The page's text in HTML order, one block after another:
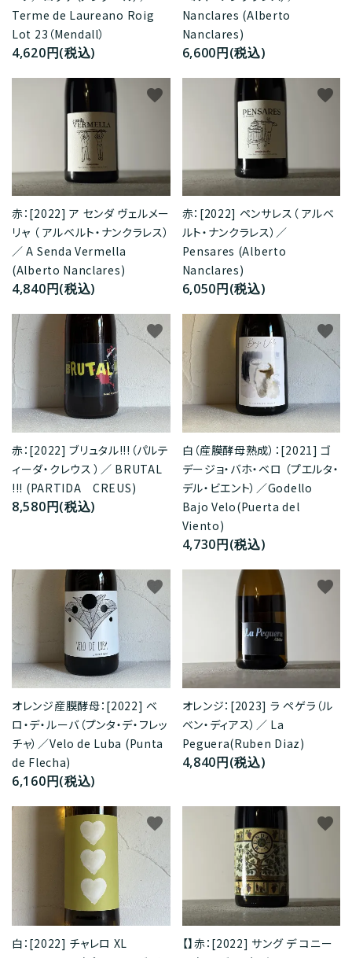
Terme de Laureano Roig
Lot 23（Mendall）
4,620円(税込)
Nanclares (Alberto
Nanclares)
6,600円(税込)
赤：[2022] ア センダ ヴェルメー
リャ （ アルベルト・ナンクラレス）
／ A Senda Vermella
(Alberto Nanclares)
4,840円(税込)
favorite
赤：[2022] ペンサレス（ アルベ
ルト・ナンクラレス）／
Pensares (Alberto
Nanclares)
6,050円(税込)
favorite
赤：[2022] ブリュタル!!!（パルテ
ィーダ・クレウス ）／ BRUTAL
!!! (PARTIDA CREUS)
8,580円(税込)
favorite
白（産膜酵母熟成）：[2021] ゴ
デージョ・バホ・ベロ （プエルタ・
デル・ビエント）／Godello
Bajo Velo(Puerta del
Viento)
4,730円(税込)
favorite
オレンジ産膜酵母：[2022] ベ
ロ・デ・ルーバ（プンタ・デ・フレッ
チャ）／Velo de Luba (Punta
de Flecha)
6,160円(税込)
favorite
オレンジ：[2023] ラ ペゲラ（ル
ベン・ディアス）／ La
Peguera(Ruben Diaz)
4,840円(税込)
favorite
白：[2022] チャレロ XL
favorite
【】赤：[2022] サング デ コニー
favorite